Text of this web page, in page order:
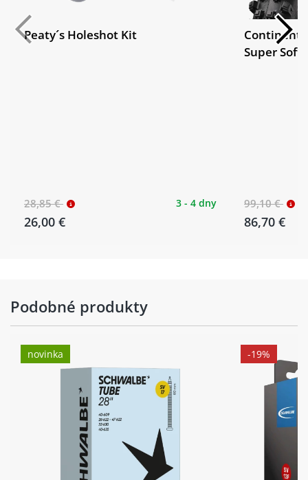
Peaty´s Holeshot Kit
28,85 €
26,00 €
3 - 4 dny
Super Soft
99,10 €
86,70 €
Podobné produkty
novinka -19%